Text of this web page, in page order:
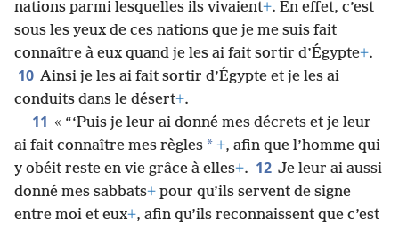
nations parmi lesquelles ils vivaient+. En effet, c’est
sous les yeux de ces nations que je me suis fait
connaître à eux quand je les ai fait sortir d’Égypte+.
10 Ainsi je les ai fait sortir d’Égypte et je les ai
conduits dans le désert+.
11 « “‘Puis je leur ai donné mes décrets et je leur
ai fait connaître mes règles * +, afin que l’homme qui
y obéit reste en vie grâce à elles+. 12 Je leur ai aussi
donné mes sabbats+ pour qu’ils servent de signe
entre moi et eux+, afin qu’ils reconnaissent que c’est